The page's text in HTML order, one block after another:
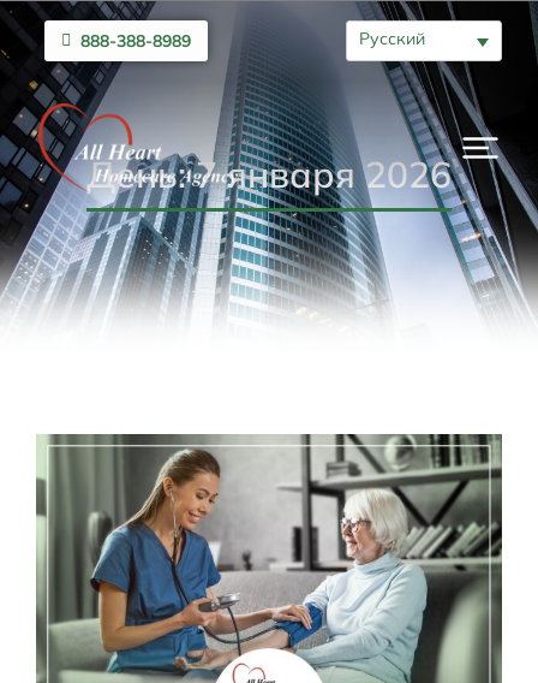
888-388-8989 Русский
День: 7 января 2026